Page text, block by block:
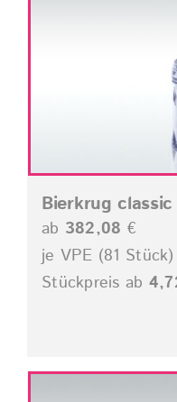
Bierkrug
ab 382,08 €
je VPE (81 Stück)
Stückpreis ab